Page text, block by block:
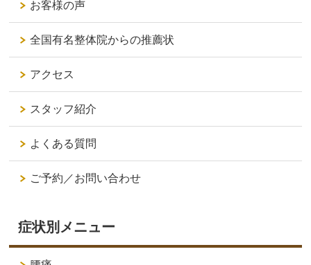
お客様の声
全国有名整体院からの推薦状
アクセス
スタッフ紹介
よくある質問
ご予約／お問い合わせ
症状別メニュー